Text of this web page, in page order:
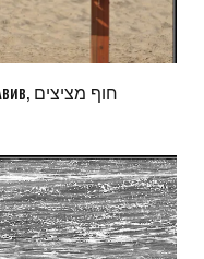
Одно фото / Израиль, Тель Авив, חוף מציצים